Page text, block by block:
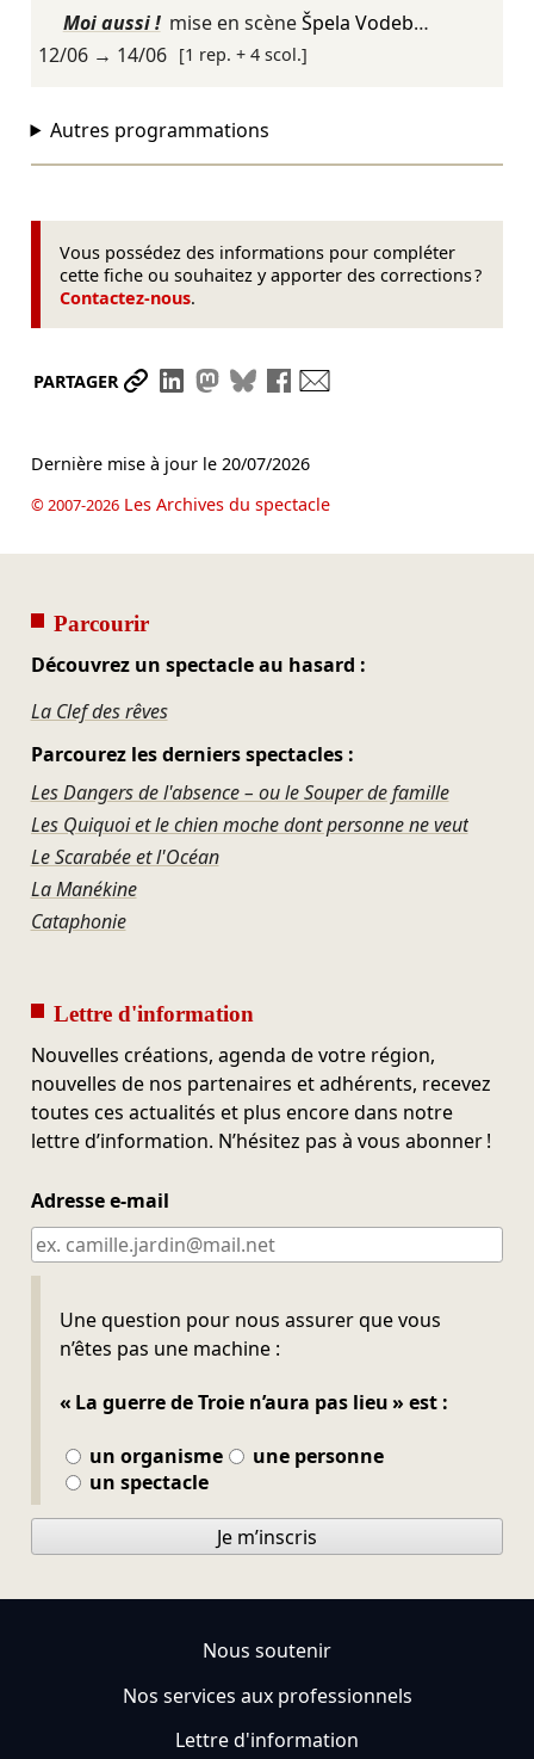
Moi aussi ! mise en scèneŠpela Vodeb…
12/06→ 14/06 [1 rep. + 4 scol.]
Autres programmations
Vous possédez des informations pour compléter
cette fiche ou souhaitez y apporter des corrections ?
Contactez-nous.
PARTAGER Partager le lien
Partager sur LinkedIn
Partager sur Mastodon
Partager sur Bluesky
Partager sur Facebook
Dernière mise à jour le 20/07/2026
© 2007-2026Les Archives du spectacle
Parcourir
Découvrez un spectacle au hasard :
La Clef des rêves
Parcourez les derniers spectacles :
Les Dangers de l'absence – ou le Souper de famille
Les Quiquoi et le chien moche dont personne ne veut
Le Scarabée et l'Océan
La Manékine
Cataphonie
Lettre d'information
Nouvelles créations, agenda de votre région,
nouvelles de nos partenaires et adhérents, recevez
toutes ces actualités et plus encore dans notre
lettre d’information. N’hésitez pas à vous abonner !
Adresse e-mail
Une question pour nous assurer que vous
n’êtes pas une machine :
« La guerre de Troie n’aura pas lieu » est :
un organisme
une personne
un spectacle
Ne pas remplir
Je m’inscris
Nous soutenir
Nos services aux professionnels
Lettre d'information